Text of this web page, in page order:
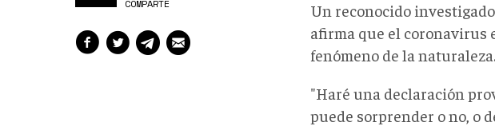
COMPARTE
Un reconocido
afirma que el coronavirus
fenómeno de la naturaleza.
"Haré una declaración
puede sorprender o no, o